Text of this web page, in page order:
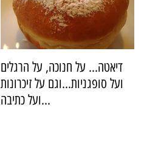
דיאטה... על חנוכה, על הרגלים
ועל סופגניות...וגם על זיכרונות
ועל כתיבה...